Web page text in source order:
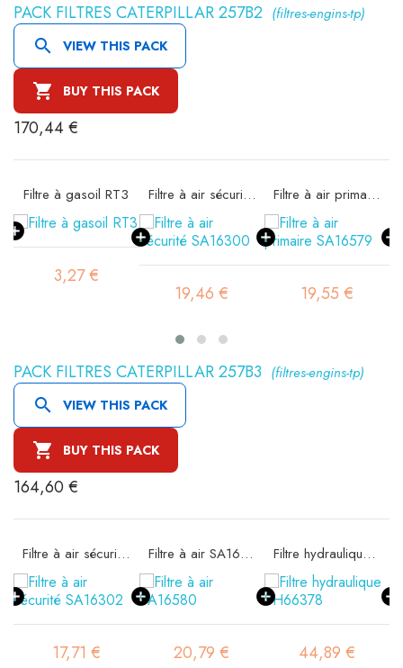
PACK FILTRES CATERPILLAR 257B2 (filtres-engins-tp)
 VIEW THIS PACK
 BUY THIS PACK
170,44 €
Filtre à gasoil RT3
3,27 €
Filtre à air sécurité SA16300
19,46 €
Filtre à air primaire SA16579
19,55 €
PACK FILTRES CATERPILLAR 257B3 (filtres-engins-tp)
 VIEW THIS PACK
 BUY THIS PACK
164,60 €
Filtre à air sécurité SA16302
17,71 €
Filtre à air SA16580
20,79 €
Filtre hydraulique SH66378
44,89 €